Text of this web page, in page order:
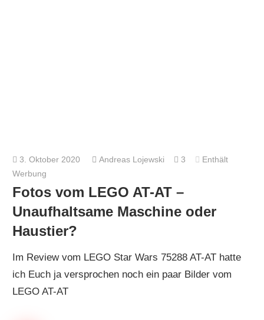
3. Oktober 2020 Andreas Lojewski 3
Enthält
Werbung
Fotos vom LEGO AT-AT –
Unaufhaltsame Maschine oder
Haustier?
Im Review vom LEGO Star Wars 75288 AT-AT hatte
ich Euch ja versprochen noch ein paar Bilder vom
LEGO AT-AT